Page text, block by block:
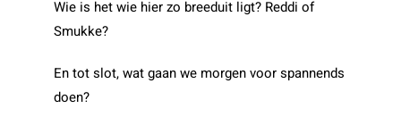
Wie is het wie hier zo breeduit ligt? Reddi of
Smukke?
En tot slot, wat gaan we morgen voor spannends
doen?